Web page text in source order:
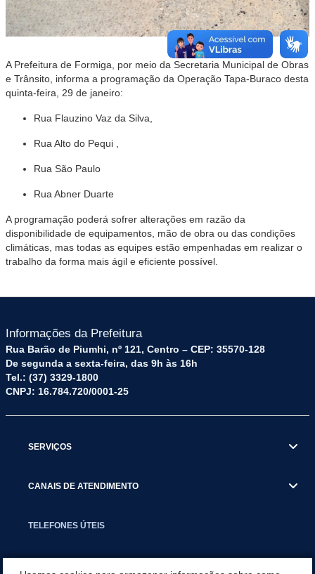
A Prefeitura de Formiga, por meio da Secretaria Municipal de Obras
e Trânsito, informa a programação da Operação Tapa-Buraco desta
quinta-feira, 29 de janeiro:
Rua Flauzino Vaz da Silva,
Rua Alto do Pequi ,
Rua São Paulo
Rua Abner Duarte
A programação poderá sofrer alterações em razão da
disponibilidade de equipamentos, mão de obra ou das condições
climáticas, mas todas as equipes estão empenhadas em realizar o
trabalho da forma mais ágil e eficiente possível.
Informações da Prefeitura
Rua Barão de Piumhi, nº 121, Centro – CEP: 35570-128
De segunda a sexta-feira, das 9h às 16h
Tel.: (37) 3329-1800
CNPJ: 16.784.720/0001-25
SERVIÇOS
CANAIS DE ATENDIMENTO
TELEFONES ÚTEIS